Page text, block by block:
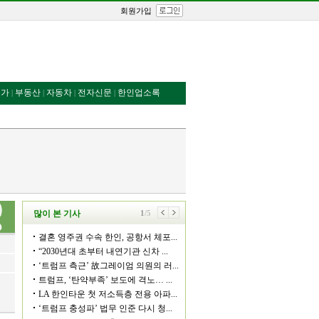
회원가입
| 부동산 | 자동차 | 전자신문 | 한인업소록